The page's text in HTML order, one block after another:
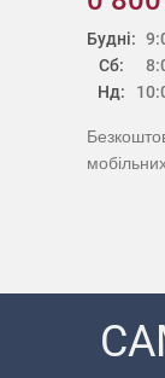
Будні:
Сб:
Нд: